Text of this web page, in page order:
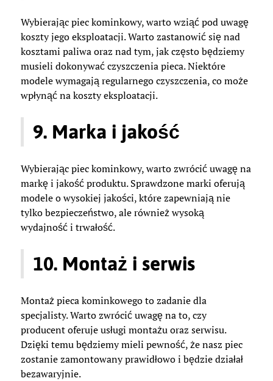
Wybierając piec kominkowy, warto wziąć pod uwagę
koszty jego eksploatacji. Warto zastanowić się nad
kosztami paliwa oraz nad tym, jak często będziemy
musieli dokonywać czyszczenia pieca. Niektóre
modele wymagają regularnego czyszczenia, co może
wpłynąć na koszty eksploatacji.
9. Marka i jakość
Wybierając piec kominkowy, warto zwrócić uwagę na
markę i jakość produktu. Sprawdzone marki oferują
modele o wysokiej jakości, które zapewniają nie
tylko bezpieczeństwo, ale również wysoką
wydajność i trwałość.
10. Montaż i serwis
Montaż pieca kominkowego to zadanie dla
specjalisty. Warto zwrócić uwagę na to, czy
producent oferuje usługi montażu oraz serwisu.
Dzięki temu będziemy mieli pewność, że nasz piec
zostanie zamontowany prawidłowo i będzie działał
bezawaryjnie.